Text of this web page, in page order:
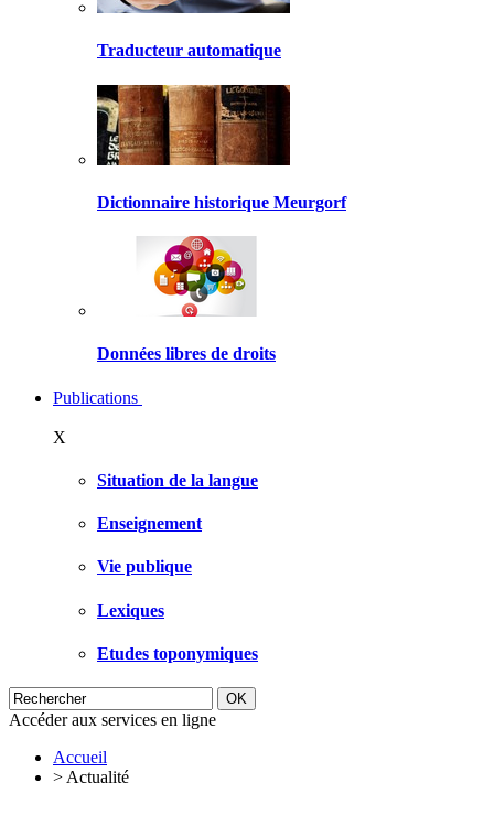
Traducteur automatique
Dictionnaire historique Meurgorf
Données libres de droits
Publications
X
Situation de la langue
Enseignement
Vie publique
Lexiques
Etudes toponymiques
Accéder aux services en ligne
Accueil
> Actualité